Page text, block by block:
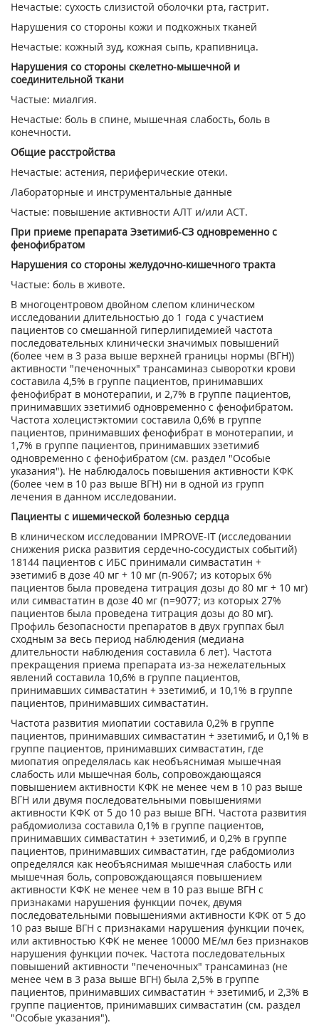
Нечастые: сухость слизистой оболочки рта, гастрит.
Нарушения со стороны кожи и подкожных тканей
Нечастые: кожный зуд, кожная сыпь, крапивница.
Нарушения со стороны скелетно-мышечной и
соединительной ткани
Частые: миалгия.
Нечастые: боль в спине, мышечная слабость, боль в
конечности.
Общие расстройства
Нечастые: астения, периферические отеки.
Лабораторные и инструментальные данные
Частые: повышение активности АЛТ и/или ACT.
При приеме препарата Эзетимиб-СЗ одновременно с
фенофибратом
Нарушения со стороны желудочно-кишечного тракта
Частые: боль в животе.
В многоцентровом двойном слепом клиническом
исследовании длительностью до 1 года с участием
пациентов со смешанной гиперлипидемией частота
последовательных клинически значимых повышений
(более чем в 3 раза выше верхней границы нормы (ВГН))
активности "печеночных" трансаминаз сыворотки крови
составила 4,5% в группе пациентов, принимавших
фенофибрат в монотерапии, и 2,7% в группе пациентов,
принимавших эзетимиб одновременно с фенофибратом.
Частота холецистэктомии составила 0,6% в группе
пациентов, принимавших фенофибрат в монотерапии, и
1,7% в группе пациентов, принимавших эзетимиб
одновременно с фенофибратом (см. раздел "Особые
указания"). Не наблюдалось повышения активности КФК
(более чем в 10 раз выше ВГН) ни в одной из групп
лечения в данном исследовании.
Пациенты с ишемической болезнью сердца
В клиническом исследовании IMPROVE-IT (исследовании
снижения риска развития сердечно-сосудистых событий)
18144 пациентов с ИБС принимали симвастатин +
эзетимиб в дозе 40 мг + 10 мг (п-9067; из которых 6%
пациентов была проведена титрация дозы до 80 мг + 10 мг)
или симвастатин в дозе 40 мг (n=9077; из которых 27%
пациентов была проведена титрация дозы до 80 мг).
Профиль безопасности препаратов в двух группах был
сходным за весь период наблюдения (медиана
длительности наблюдения составила 6 лет). Частота
прекращения приема препарата из-за нежелательных
явлений составила 10,6% в группе пациентов,
принимавших симвастатин + эзетимиб, и 10,1% в группе
пациентов, принимавших симвастатин.
Частота развития миопатии составила 0,2% в группе
пациентов, принимавших симвастатин + эзетимиб, и 0,1% в
группе пациентов, принимавших симвастатин, где
миопатия определялась как необъяснимая мышечная
слабость или мышечная боль, сопровождающаяся
повышением активности КФК не менее чем в 10 раз выше
ВГН или двумя последовательными повышениями
активности КФК от 5 до 10 раз выше ВГН. Частота развития
рабдомиолиза составила 0,1% в группе пациентов,
принимавших симвастатин + эзетимиб, и 0,2% в группе
пациентов, принимавших симвастатин, где рабдомиолиз
определялся как необъяснимая мышечная слабость или
мышечная боль, сопровождающаяся повышением
активности КФК не менее чем в 10 раз выше ВГН с
признаками нарушения функции почек, двумя
последовательными повышениями активности КФК от 5 до
10 раз выше ВГН с признаками нарушения функции почек,
или активностью КФК не менее 10000 МЕ/мл без признаков
нарушения функции почек. Частота последовательных
повышений активности "печеночных" трансаминаз (не
менее чем в 3 раза выше ВГН) была 2,5% в группе
пациентов, принимавших симвастатин + эзетимиб, и 2,3% в
группе пациентов, принимавших симвастатин (см. раздел
"Особые указания").